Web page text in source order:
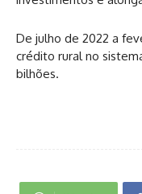
De julho de 2022 a
crédito rural no
bilhões.